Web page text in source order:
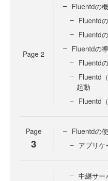
Page 2
Fluentdの
Fluentd
Fluentd
Fluentdの
Fluentd
Fluentd
起動
Fluentd
Page
3
Fluentdの
アプリケ
中継サー